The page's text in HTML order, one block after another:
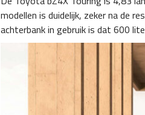
modellen is duidelijk, zeker na de
achterbank in gebruik is dat 600